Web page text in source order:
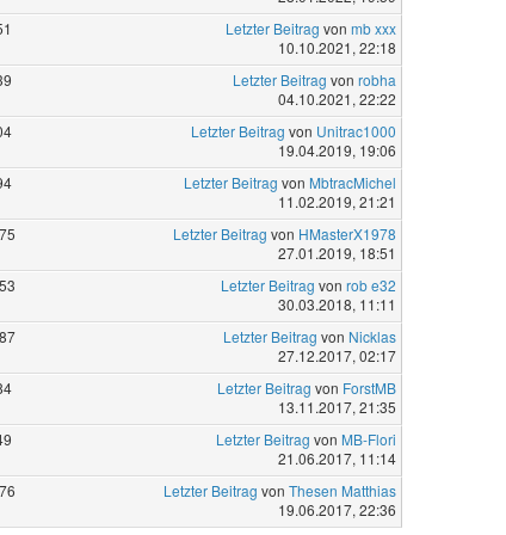
Letzter Beitrag von mb xxx
10.10.2021, 22:18
Letzter Beitrag von robha
04.10.2021, 22:22
Letzter Beitrag von Unitrac1000
19.04.2019, 19:06
Letzter Beitrag von MbtracMichel
11.02.2019, 21:21
Letzter Beitrag von HMasterX1978
27.01.2019, 18:51
Letzter Beitrag von rob e32
30.03.2018, 11:11
Letzter Beitrag von Nicklas
27.12.2017, 02:17
Letzter Beitrag von ForstMB
13.11.2017, 21:35
Letzter Beitrag von MB-Flori
21.06.2017, 11:14
Letzter Beitrag von Thesen Matthias
19.06.2017, 22:36